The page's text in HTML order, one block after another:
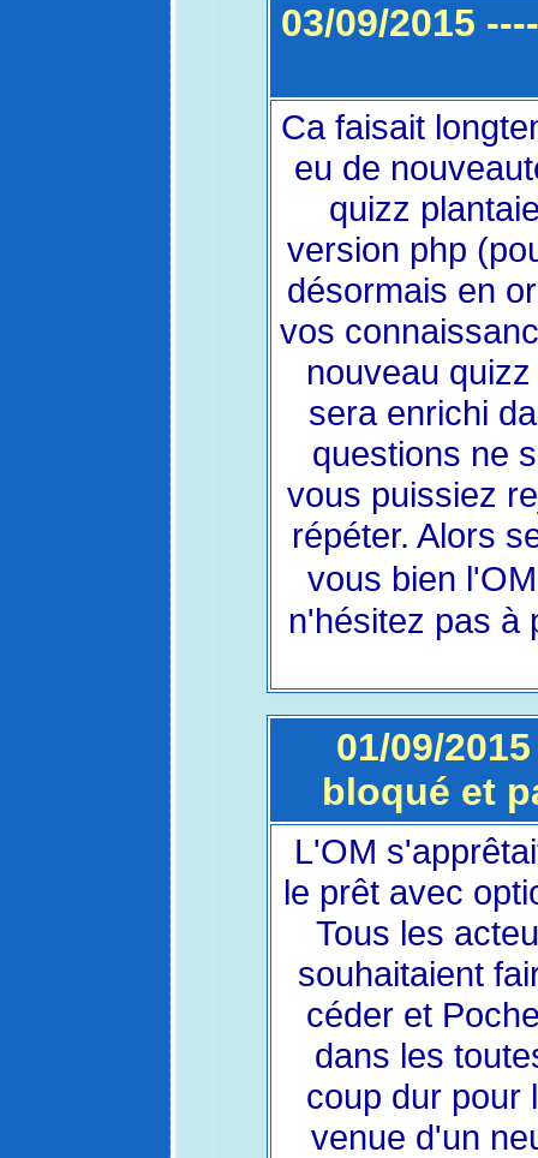
03/09/2015
Ca faisait
eu de
quizz
version php
désormais en
vos
nouveau
sera enrichi
questions ne
vous puissiez
répéter. Alors
vous bien
n'hésitez pas à
01/09/
bloqué et
L'OM
le prêt avec
Tous les
souhaitaient
céder et
dans les
coup dur pour
venue d'un